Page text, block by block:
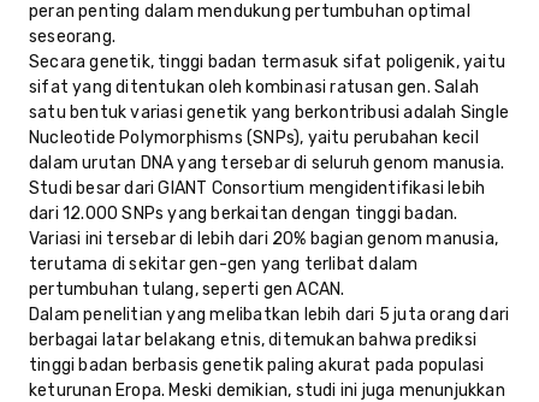
peran penting dalam mendukung pertumbuhan optimal
seseorang.
Secara genetik, tinggi badan termasuk sifat poligenik, yaitu
sifat yang ditentukan oleh kombinasi ratusan gen. Salah
satu bentuk variasi genetik yang berkontribusi adalah Single
Nucleotide Polymorphisms (SNPs), yaitu perubahan kecil
dalam urutan DNA yang tersebar di seluruh genom manusia.
Studi besar dari GIANT Consortium mengidentifikasi lebih
dari 12.000 SNPs yang berkaitan dengan tinggi badan.
Variasi ini tersebar di lebih dari 20% bagian genom manusia,
terutama di sekitar gen-gen yang terlibat dalam
pertumbuhan tulang, seperti gen ACAN.
Dalam penelitian yang melibatkan lebih dari 5 juta orang dari
berbagai latar belakang etnis, ditemukan bahwa prediksi
tinggi badan berbasis genetik paling akurat pada populasi
keturunan Eropa. Meski demikian, studi ini juga menunjukkan